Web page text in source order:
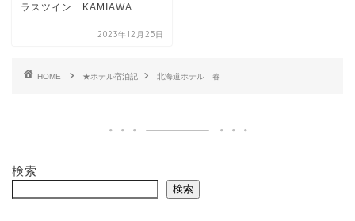
ラスツイン KAMIAWA
2023年12月25日
HOME ★ホテル宿泊記 北海道ホテル 春
検索
検索